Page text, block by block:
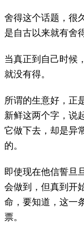
舍得这个话题，很
是自古以来就有舍
当真正到自己时候
就没有得。
所谓的生意好，正
新鲜这两个字，说
它做下去，却是异
的。
即使现在他信誓旦
会做到，但真到开
命，要知道，这一
票。